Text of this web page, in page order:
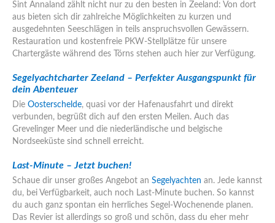
Sint Annaland zählt nicht nur zu den besten in Zeeland: Von dort
aus bieten sich dir zahlreiche Möglichkeiten zu kurzen und
ausgedehnten Seeschlägen in teils anspruchsvollen Gewässern.
Restauration und kostenfreie PKW-Stellplätze für unsere
Chartergäste während des Törns stehen auch hier zur Verfügung.
Segelyachtcharter Zeeland – Perfekter Ausgangspunkt für
dein Abenteuer
Die Oosterschelde, quasi vor der Hafenausfahrt und direkt
verbunden, begrüßt dich auf den ersten Meilen. Auch das
Grevelinger Meer und die niederländische und belgische
Nordseeküste sind schnell erreicht.
Last-Minute – Jetzt buchen!
Schaue dir unser großes Angebot an Segelyachten an. Jede kannst
du, bei Verfügbarkeit, auch noch Last-Minute buchen. So kannst
du auch ganz spontan ein herrliches Segel-Wochenende planen.
Das Revier ist allerdings so groß und schön, dass du eher mehr